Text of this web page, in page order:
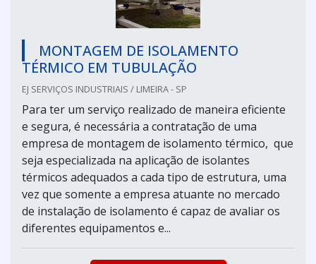
MONTAGEM DE ISOLAMENTO
TÉRMICO EM TUBULAÇÃO
EJ SERVIÇOS INDUSTRIAIS / LIMEIRA - SP
Para ter um serviço realizado de maneira eficiente
e segura, é necessária a contratação de uma
empresa de montagem de isolamento térmico, que
seja especializada na aplicação de isolantes
térmicos adequados a cada tipo de estrutura, uma
vez que somente a empresa atuante no mercado
de instalação de isolamento é capaz de avaliar os
diferentes equipamentos e...